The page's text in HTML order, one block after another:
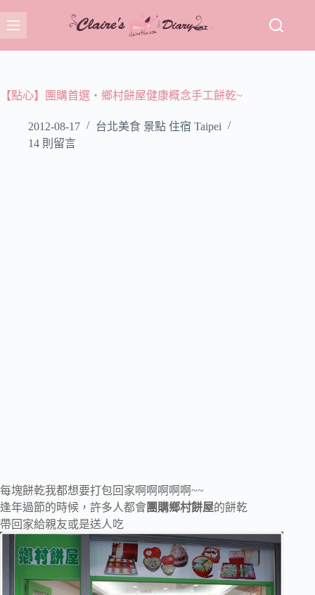
至
主
容【點心】團購首選‧鄉村餅屋健康概念手工餅乾~
2012-08-17
台北美食 景點 住宿 Taipei
14 則留言
每塊餅乾我都想要打包回家啊啊啊啊啊~~
逢年過節的時候，許多人都會團購鄉村餅屋的餅乾
帶回家給親友或是送人吃